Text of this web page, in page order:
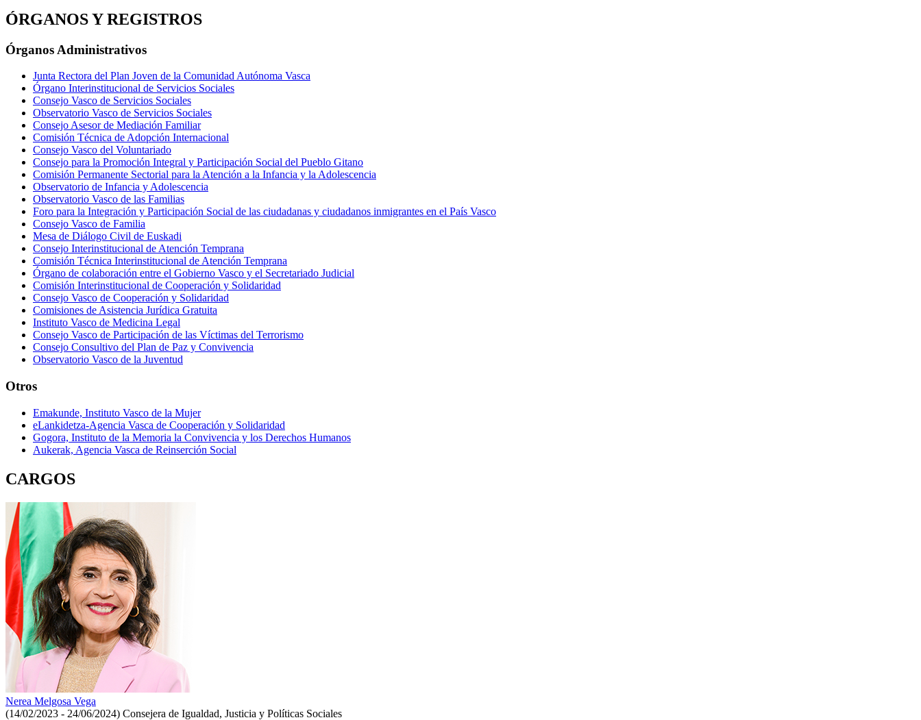
ÓRGANOS Y REGISTROS
Órganos Administrativos
Junta Rectora del Plan Joven de la Comunidad Autónoma Vasca
Órgano Interinstitucional de Servicios Sociales
Consejo Vasco de Servicios Sociales
Observatorio Vasco de Servicios Sociales
Consejo Asesor de Mediación Familiar
Comisión Técnica de Adopción Internacional
Consejo Vasco del Voluntariado
Consejo para la Promoción Integral y Participación Social del Pueblo Gitano
Comisión Permanente Sectorial para la Atención a la Infancia y la Adolescencia
Observatorio de Infancia y Adolescencia
Observatorio Vasco de las Familias
Foro para la Integración y Participación Social de las ciudadanas y ciudadanos inmigrantes en el País Vasco
Consejo Vasco de Familia
Mesa de Diálogo Civil de Euskadi
Consejo Interinstitucional de Atención Temprana
Comisión Técnica Interinstitucional de Atención Temprana
Órgano de colaboración entre el Gobierno Vasco y el Secretariado Judicial
Comisión Interinstitucional de Cooperación y Solidaridad
Consejo Vasco de Cooperación y Solidaridad
Comisiones de Asistencia Jurídica Gratuita
Instituto Vasco de Medicina Legal
Consejo Vasco de Participación de las Víctimas del Terrorismo
Consejo Consultivo del Plan de Paz y Convivencia
Observatorio Vasco de la Juventud
Otros
Emakunde, Instituto Vasco de la Mujer
eLankidetza-Agencia Vasca de Cooperación y Solidaridad
Gogora, Instituto de la Memoria la Convivencia y los Derechos Humanos
Aukerak, Agencia Vasca de Reinserción Social
CARGOS
Nerea Melgosa Vega
(14/02/2023 - 24/06/2024) Consejera de Igualdad, Justicia y Políticas Sociales